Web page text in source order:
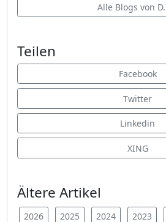
Alle Blogs von
Teilen
Facebook
Twitter
Linkedin
XING
Ältere Artikel
2026 2025 2024 2023